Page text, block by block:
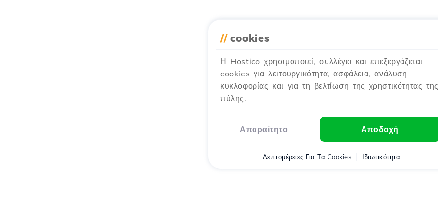
// cookies
Η Hostico χρησιμοποιεί, συλλέγει και επεξεργάζεται
cookies για λειτουργικότητα, ασφάλεια, ανάλυση
κυκλοφορίας και για τη βελτίωση της χρηστικότητας της
πύλης.
Απαραίτητο Αποδοχή
Λεπτομέρειες Για Τα Cookies Ιδιωτικότητα